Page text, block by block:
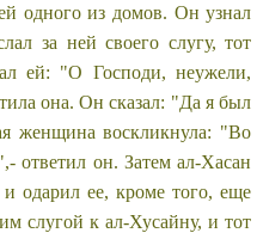
одного из домов. Он узнал
за ней своего слугу, тот
ей: "О Господи, неужели,
она. Он сказал: "Да я был
женщина воскликнула: "Во
ответил он. Затем ал-Хасан
одарил ее, кроме того, еще
слугой к ал-Хусайну, и тот